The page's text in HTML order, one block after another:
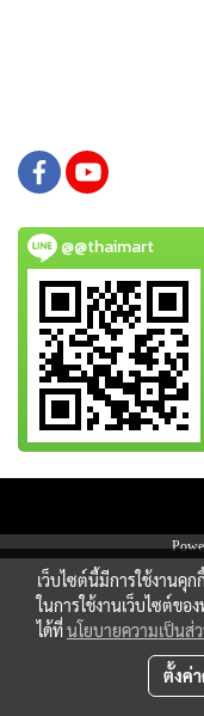
@@thaimart
เว็บไซต์นี้มีการใช้งานคุ
ในการใช้งานเว็บไซต์ขอ
ได้ที่นโยบายความเป็นส่
ตั้งค่